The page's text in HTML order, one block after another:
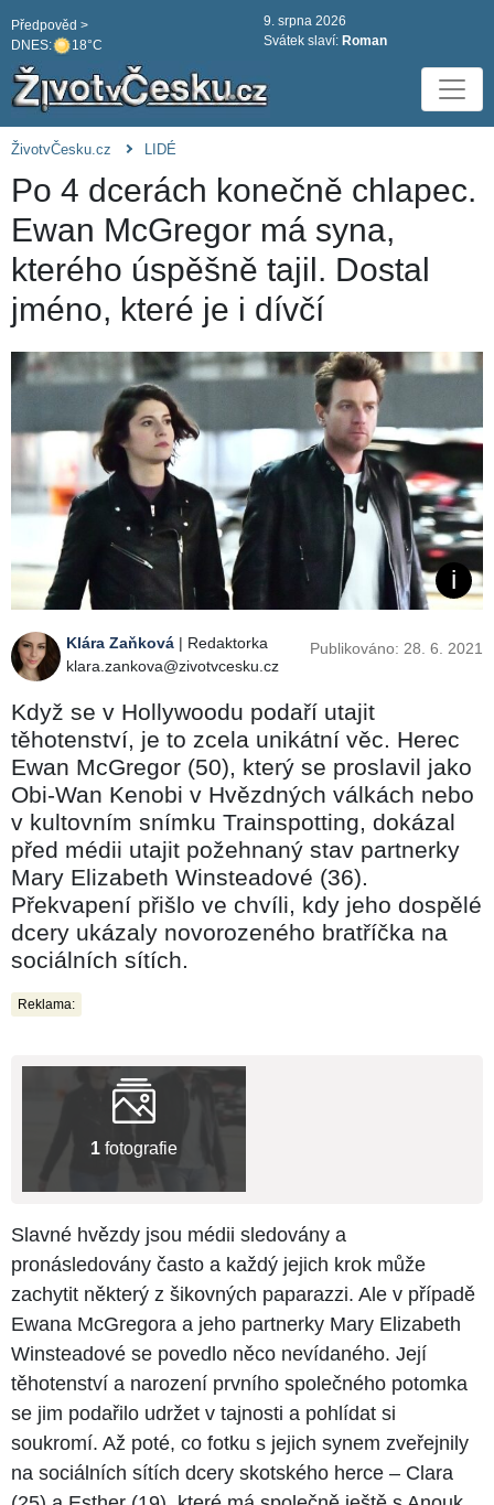
DNES: 18°C
Předpověd >
9. srpna 2026
Svátek slaví: Roman
ŽivotvČesku.cz LIDÉ
Po 4 dcerách konečně chlapec.
Ewan McGregor má syna,
kterého úspěšně tajil. Dostal
jméno, které je i dívčí
Klára Zaňková | Redaktorka
klara.zankova@zivotvcesku.cz
Publikováno: 28. 6. 2021
Když se v Hollywoodu podaří utajit
těhotenství, je to zcela unikátní věc. Herec
Ewan McGregor (50), který se proslavil jako
Obi-Wan Kenobi v Hvězdných válkách nebo
v kultovním snímku Trainspotting, dokázal
před médii utajit požehnaný stav partnerky
Mary Elizabeth Winsteadové (36).
Překvapení přišlo ve chvíli, kdy jeho dospělé
dcery ukázaly novorozeného bratříčka na
sociálních sítích.
Reklama:
1 fotografie
Slavné hvězdy jsou médii sledovány a
pronásledovány často a každý jejich krok může
zachytit některý z šikovných paparazzi. Ale v případě
Ewana McGregora a jeho partnerky Mary Elizabeth
Winsteadové se povedlo něco nevídaného. Její
těhotenství a narození prvního společného potomka
se jim podařilo udržet v tajnosti a pohlídat si
soukromí. Až poté, co fotku s jejich synem zveřejnily
na sociálních sítích dcery skotského herce – Clara